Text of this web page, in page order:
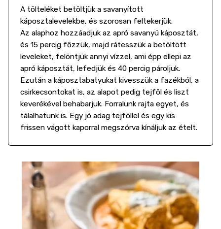
A tölteléket betöltjük a savanyított
káposztalevelekbe, és szorosan feltekerjük.
Az alaphoz hozzáadjuk az apró savanyú káposztát,
és 15 percig főzzük, majd rátesszük a betöltött
leveleket, felöntjük annyi vízzel, ami épp ellepi az
apró káposztát, lefedjük és 40 percig pároljuk.
Ezután a káposztabatyukat kivesszük a fazékból, a
csirkecsontokat is, az alapot pedig tejföl és liszt
keverékével behabarjuk. Forralunk rajta egyet, és
tálalhatunk is. Egy jó adag tejföllel és egy kis
frissen vágott kaporral megszórva kínáljuk az ételt.